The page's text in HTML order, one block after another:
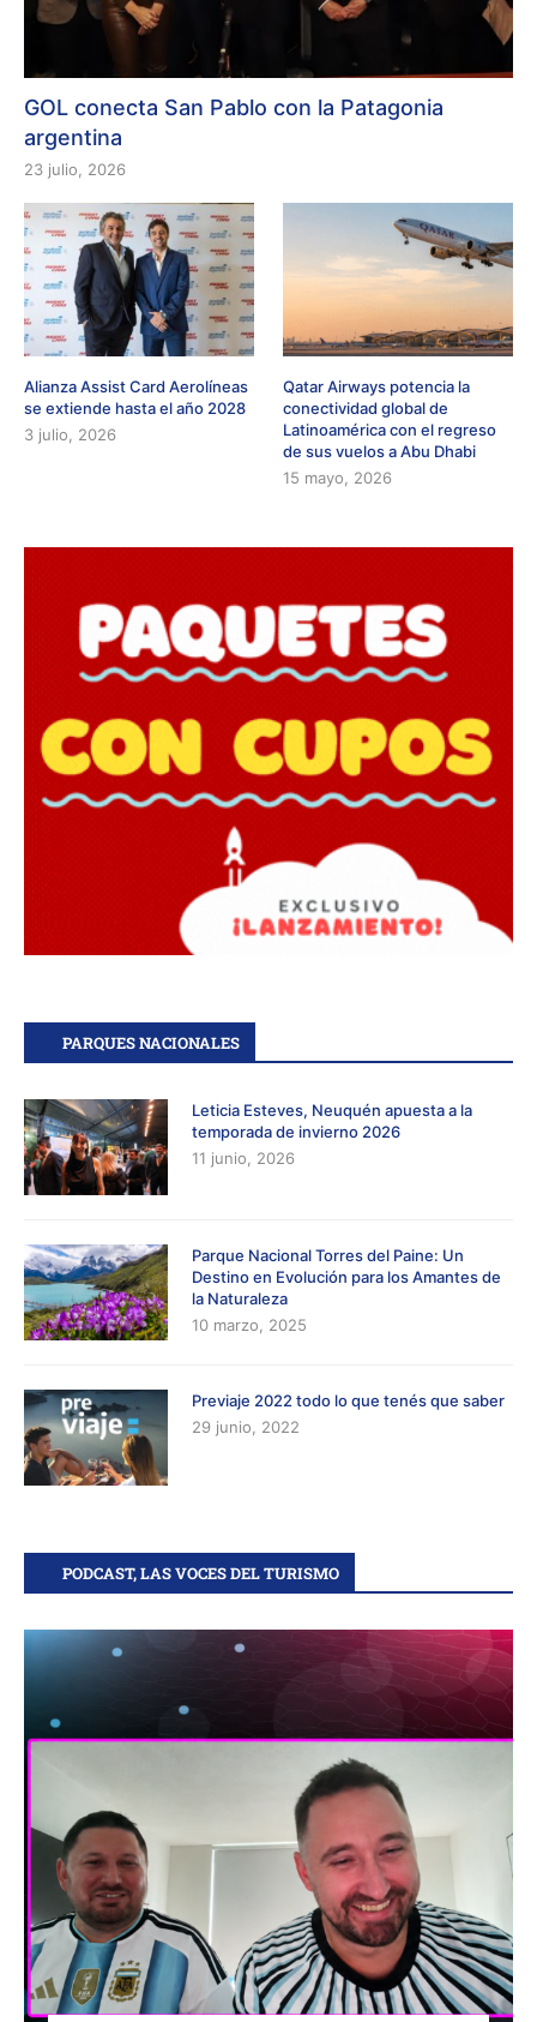
GOL conecta San Pablo con la Patagonia
argentina
23 julio, 2026
Alianza Assist Card Aerolíneas
se extiende hasta el año 2028
3 julio, 2026
Qatar Airways potencia la
conectividad global de
Latinoamérica con el regreso
de sus vuelos a Abu Dhabi
15 mayo, 2026
PARQUES NACIONALES
Leticia Esteves, Neuquén apuesta a la
temporada de invierno 2026
11 junio, 2026
Parque Nacional Torres del Paine: Un
Destino en Evolución para los Amantes de
la Naturaleza
10 marzo, 2025
Previaje 2022 todo lo que tenés que saber
29 junio, 2022
PODCAST, LAS VOCES DEL TURISMO